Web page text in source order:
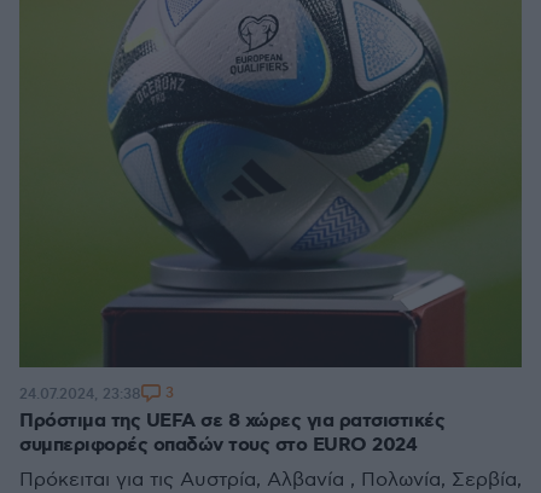
Πρόστιμα της UEFA σε 8 χώρες για ρατσιστικές
συμπεριφορές οπαδών τους στο EURO 2024
Πρόκειται για τις Αυστρία, Αλβανία , Πολωνία, Σερβία,
24.07.2024, 23:38 3